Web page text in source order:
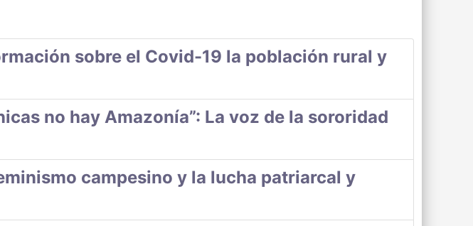
sobre el Covid-19 la población rural y
no hay Amazonía”: La voz de la sororidad
campesino y la lucha patriarcal y